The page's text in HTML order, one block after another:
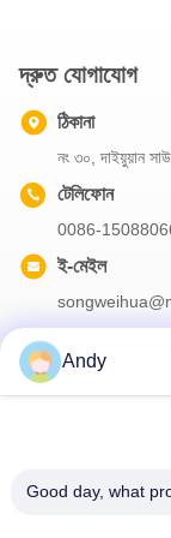
দ্রুত যোগাযোগ
ঠিকানা
নং ৩০, দাইয়ুয়ান
টেলিফোন
0086-
ই-মেইল
Andy
Good day, what